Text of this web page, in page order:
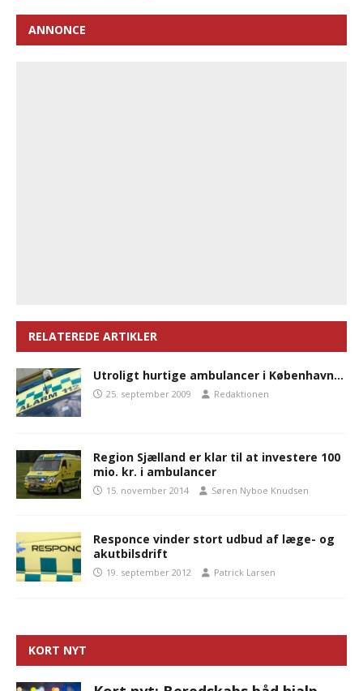
ANNONCE
RELATEREDE ARTIKLER
Utroligt hurtige ambulancer i København…
25. september 2009 Redaktionen
Region Sjælland er klar til at investere 100
mio. kr. i ambulancer
15. november 2014 Søren Nyboe Knudsen
Responce vinder stort udbud af læge- og
akutbilsdrift
19. september 2012 Patrick Larsen
KORT NYT